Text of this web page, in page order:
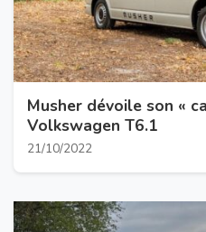
Musher dévoile son «
Volkswagen T6.1
21/10/2022